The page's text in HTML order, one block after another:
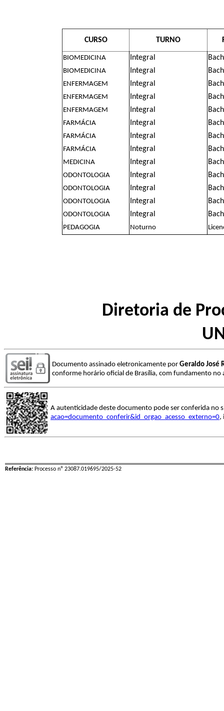
CURSO TURNO
BIOMEDICINA Integral
BIOMEDICINA Integral
ENFERMAGEM Integral
ENFERMAGEM Integral
ENFERMAGEM Integral
FARMÁCIA Integral
FARMÁCIA Integral
FARMÁCIA Integral
MEDICINA Integral
ODONTOLOGIA Integral
ODONTOLOGIA Integral
ODONTOLOGIA Integral
ODONTOLOGIA Integral
PEDAGOGIA Noturno
Diretoria de
Documento assinado eletronicamente por Geraldo José
conforme horário oficial de Brasília, com fundamento no
A autenticidade deste documento pode ser conferida no
acao=documento_conferir&id_orgao_acesso_externo=0,
Referência: Processo nº 23087.019695/2025-52